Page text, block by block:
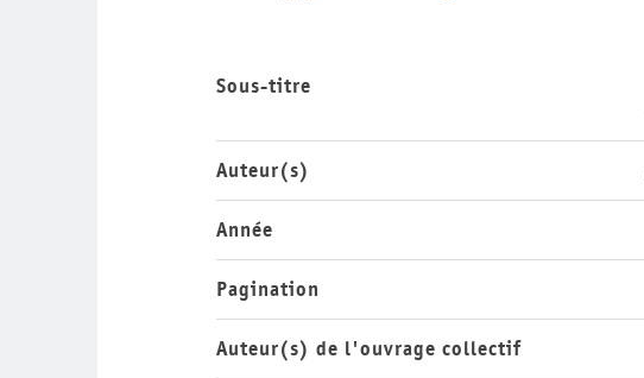
Sous-titre
Auteur(s)
Année
Pagination
Auteur(s) de l'ouvrage collectif